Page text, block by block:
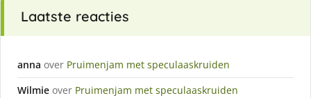
Laatste reacties
anna over Pruimenjam met speculaaskruiden
Wilmie over Pruimenjam met speculaaskruiden